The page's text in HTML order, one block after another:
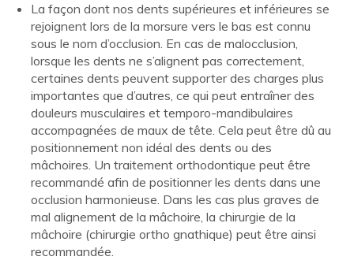
La façon dont nos dents supérieures et inférieures se
rejoignent lors de la morsure vers le bas est connu
sous le nom d’occlusion. En cas de malocclusion,
lorsque les dents ne s’alignent pas correctement,
certaines dents peuvent supporter des charges plus
importantes que d’autres, ce qui peut entraîner des
douleurs musculaires et temporo-mandibulaires
accompagnées de maux de tête. Cela peut être dû au
positionnement non idéal des dents ou des
mâchoires. Un traitement orthodontique peut être
recommandé afin de positionner les dents dans une
occlusion harmonieuse. Dans les cas plus graves de
mal alignement de la mâchoire, la chirurgie de la
mâchoire (chirurgie ortho gnathique) peut être ainsi
recommandée.